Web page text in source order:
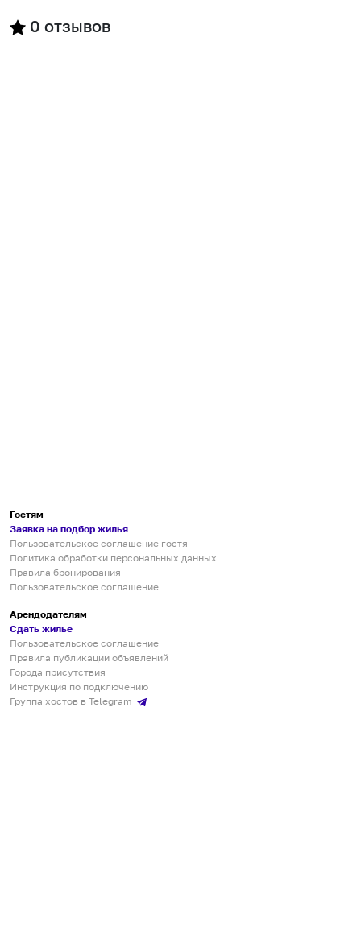
0 отзывов
Гостям
Заявка на подбор жилья
Пользовательское соглашение гостя
Политика обработки персональных данных
Правила бронирования
Пользовательское соглашение
Арендодателям
Сдать жилье
Пользовательское соглашение
Правила публикации объявлений
Города присутствия
Инструкция по подключению
Группа хостов в Telegram